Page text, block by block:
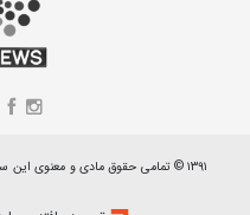
۱۳۹۱ © تمامی حقوق مادی و معنوی این